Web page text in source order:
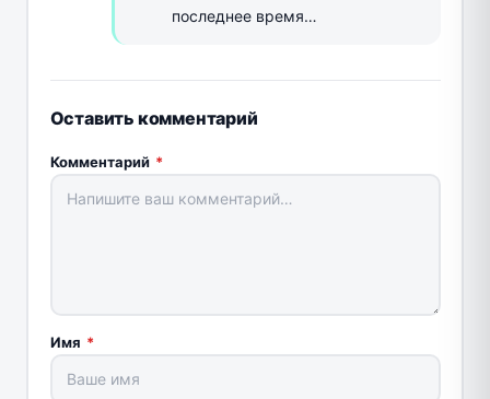
последнее время…
Оставить комментарий
Комментарий *
Имя *